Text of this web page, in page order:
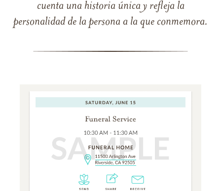
cuenta una historia única y refleja la
personalidad de la persona a la que conmemora.